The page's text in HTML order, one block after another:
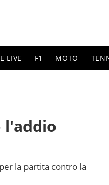
LIVE F1 MOTO
l'addio
la partita contro la